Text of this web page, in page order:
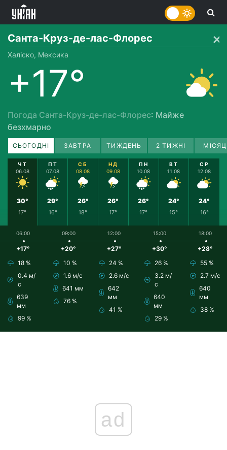
Санта-Круз-де-лас-Флорес
Халіско, Мексика
+17°
Погода Санта-Круз-де-лас-Флорес: Майже
безхмарно
СЬОГОДНІ ЗАВТРА ТИЖДЕНЬ 2 ТИЖНІ
ЧТ
06.08
30°
17°
ПТ
07.08
29°
16°
СБ
08.08
26°
18°
НД
09.08
26°
17°
ПН
10.08
26°
17°
ВТ
11.08
24°
15°
СР
12.08
24°
16°
06:00
+17°
18 %
0.4 м/
с
639
мм
99 %
09:00
+20°
10 %
1.6 м/с
641 мм
76 %
12:00
+27°
24 %
2.6 м/с
642
мм
41 %
15:00
+30°
26 %
3.2 м/
с
640
мм
29 %
18:00
+28°
55 %
2.7 м/с
640
мм
38 %
ad